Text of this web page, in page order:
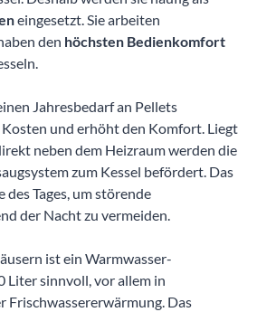
eingesetzt. Sie arbeiten
den höchsten Bedienkomfort
Jahresbedarf an Pellets
und erhöht den Komfort. Liegt
neben dem Heizraum werden die
zum Kessel befördert. Das
Tages, um störende
der Nacht zu vermeiden.
ist ein Warmwasser-
Liter sinnvoll, vor allem in
Frischwassererwärmung. Das